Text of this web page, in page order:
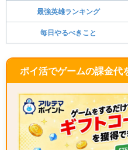
最強英雄ランキング
毎日やるべきこと
ポイ活でゲームの課金代